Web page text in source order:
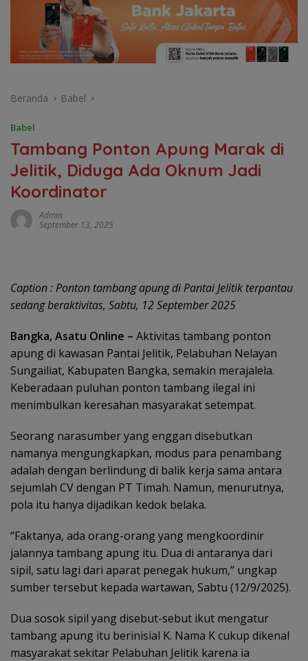
Beranda Babel
Babel
Tambang Ponton Apung Marak di
Jelitik, Diduga Ada Oknum Jadi
Koordinator
Admin
September 13, 2025
Caption : Ponton tambang apung di Pantai Jelitik terpantau
sedang beraktivitas, Sabtu, 12 September 2025
Bangka, Asatu Online – Aktivitas tambang ponton
apung di kawasan Pantai Jelitik, Pelabuhan Nelayan
Sungailiat, Kabupaten Bangka, semakin merajalela.
Keberadaan puluhan ponton tambang ilegal ini
menimbulkan keresahan masyarakat setempat.
Seorang narasumber yang enggan disebutkan
namanya mengungkapkan, modus para penambang
adalah dengan berlindung di balik kerja sama antara
sejumlah CV dengan PT Timah. Namun, menurutnya,
pola itu hanya dijadikan kedok belaka.
“Faktanya, ada orang-orang yang mengkoordinir
jalannya tambang apung itu. Dua di antaranya dari
sipil, satu lagi dari aparat penegak hukum,” ungkap
sumber tersebut kepada wartawan, Sabtu (12/9/2025).
Dua sosok sipil yang disebut-sebut ikut mengatur
tambang apung itu berinisial K. Nama K cukup dikenal
masyarakat sekitar Pelabuhan Jelitik karena ia